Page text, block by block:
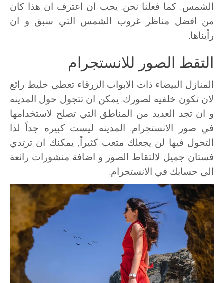
الشمس, كما فعلنا نحن. يجب ان اعترف ان هذا كان
من افضل مناظر غروب الشمس التي سبق و ان
رأيناها.
التقط الصور للانستجرام
المنازل البيضاء ذات الابواب الزرقاء تعطي خليط رائع
لان تكون خلفيه لصورك. يمكن ان تتجول حول المدينه
و ان تجد العديد من المناطق التي تصلح لاستخدامها
في صور الانستجرام. المدينه ليست كبيره جداً لذا
التجول فيها لن يجعلك متعب كثيراً, يمكنك ان ترتدي
فستان جميل لالتقاط الصور و اضافة منشورات رائعة
الي حسابك في الانستجرام.